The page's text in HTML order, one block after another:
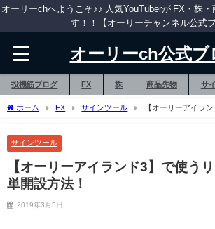
オーリーchへようこそ♪♪ 人気YouTuberが FX・株
す！！【オーリーチャンネル公式ブ
オーリーch公式ブ
投機筋ブログ FX 株 商品先物 サ
ホーム FX サインツール
【オーリーアイラ
サインツール
【オーリーアイランド3】で使う
単開設方法！
2019年3月5日